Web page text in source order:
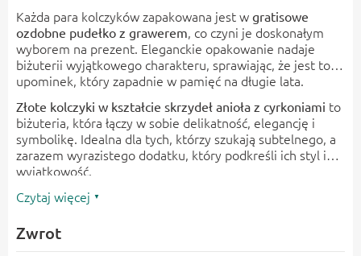
Każda para kolczyków zapakowana jest w gratisowe
ozdobne pudełko z grawerem, co czyni je doskonałym
wyborem na prezent. Eleganckie opakowanie nadaje
biżuterii wyjątkowego charakteru, sprawiając, że jest to
upominek, który zapadnie w pamięć na długie lata.
Złote kolczyki w kształcie skrzydeł anioła z cyrkoniami to
biżuteria, która łączy w sobie delikatność, elegancję i
symbolikę. Idealna dla tych, którzy szukają subtelnego, a
zarazem wyrazistego dodatku, który podkreśli ich styl i
wyjątkowość.
Czytaj więcej
Zwrot